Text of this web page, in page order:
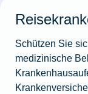
Schützen Sie
medizinische